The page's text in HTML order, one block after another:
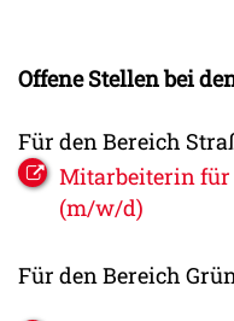
Offene Stellen bei
Für den Bereich
Mitarbeiterin
(m/w/d)
Für den Bereich